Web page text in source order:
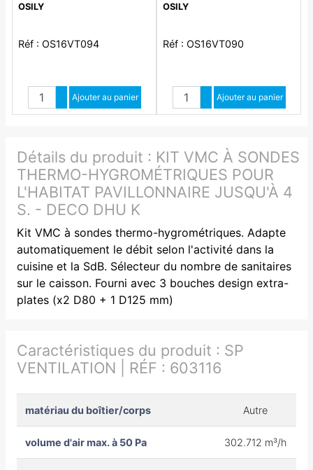
OSILY
Réf : OS16VT094
Quantité
Augmenter quantité
Diminuer quantité
Ajouter au panier
OSILY
Réf : OS16VT090
Quantité
Augmenter quantité
Diminuer quantité
Ajouter au panier
Détails du produit : KIT VMC À SONDES
THERMO-HYGROMÉTRIQUES POUR
L'HABITAT PAVILLONNAIRE JUSQU'À 4
S. - DECO DHU K
Kit VMC à sondes thermo-hygrométriques. Adapte
automatiquement le débit selon l'activité dans la
cuisine et la SdB. Sélecteur du nombre de sanitaires
sur le caisson. Fourni avec 3 bouches design extra-
plates (x2 D80 + 1 D125 mm)
Caractéristiques du produit : SP
VENTILATION | RÉF : 603116
matériau du boîtier/corps Autre
volume d'air max. à 50 Pa 302.712 m³/h